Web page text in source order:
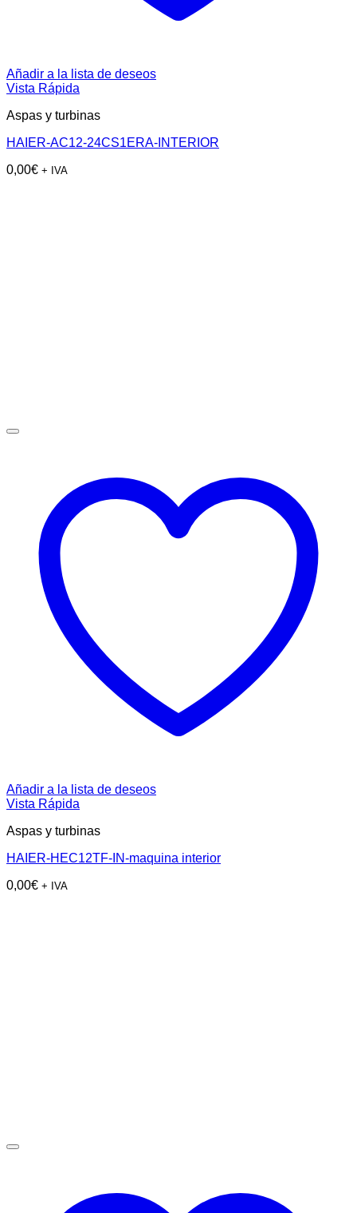
Añadir a la lista de deseos
Vista Rápida
Aspas y turbinas
HAIER-AC12-24CS1ERA-INTERIOR
0,00€ + IVA
Añadir a la lista de deseos
Vista Rápida
Aspas y turbinas
HAIER-HEC12TF-IN-maquina interior
0,00€ + IVA